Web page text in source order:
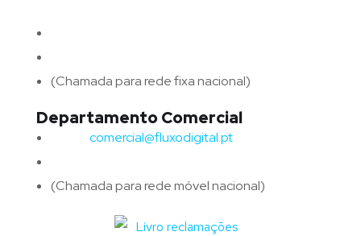
(Chamada para rede fixa nacional)
Departamento Comercial
comercial@fluxodigital.pt
(Chamada para rede móvel nacional)